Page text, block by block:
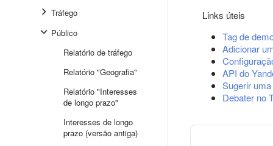
Tráfego
Público
Relatório de tráfego
Relatório "Geografia"
Relatório "Interesses
de longo prazo"
Interesses de longo
prazo (versão antiga)
Links úteis
Tag de
Adicionar
API do
Sugerir
Debater no